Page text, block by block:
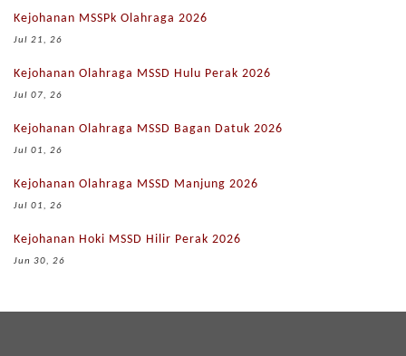
Kejohanan MSSPk Olahraga 2026
Jul 21, 26
Kejohanan Olahraga MSSD Hulu Perak 2026
Jul 07, 26
Kejohanan Olahraga MSSD Bagan Datuk 2026
Jul 01, 26
Kejohanan Olahraga MSSD Manjung 2026
Jul 01, 26
Kejohanan Hoki MSSD Hilir Perak 2026
Jun 30, 26